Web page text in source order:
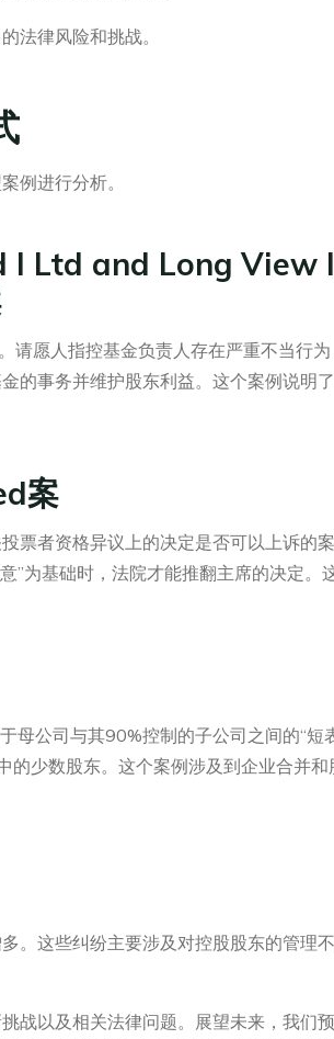
法律风险和挑战。
例进行分析。
Ltd and Long View
请愿人指控基金负责人存在严重不当行
的事务并维护股东利益。这个案例说明
案
票者资格异议上的决定是否可以上诉的
”为基础时，法院才能推翻主席的决定
公司与其90%控制的子公司之间的“短
少数股东。这个案例涉及到企业合并
。这些纠纷主要涉及对控股股东的管理
战以及相关法律问题。展望未来，我们